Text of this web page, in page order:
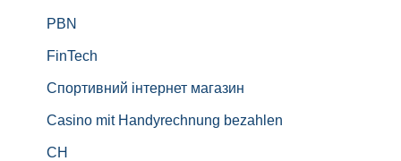
PBN
FinTech
Спортивний інтернет магазин
Casino mit Handyrechnung bezahlen
CH